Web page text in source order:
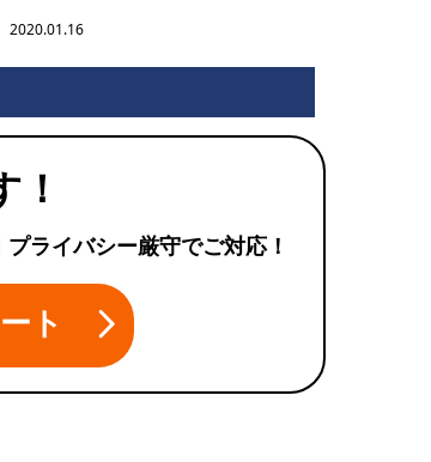
2020.01.16
ライバシー厳守でご対応！
ト